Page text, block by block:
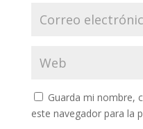
Guarda mi nombre,
este navegador para la